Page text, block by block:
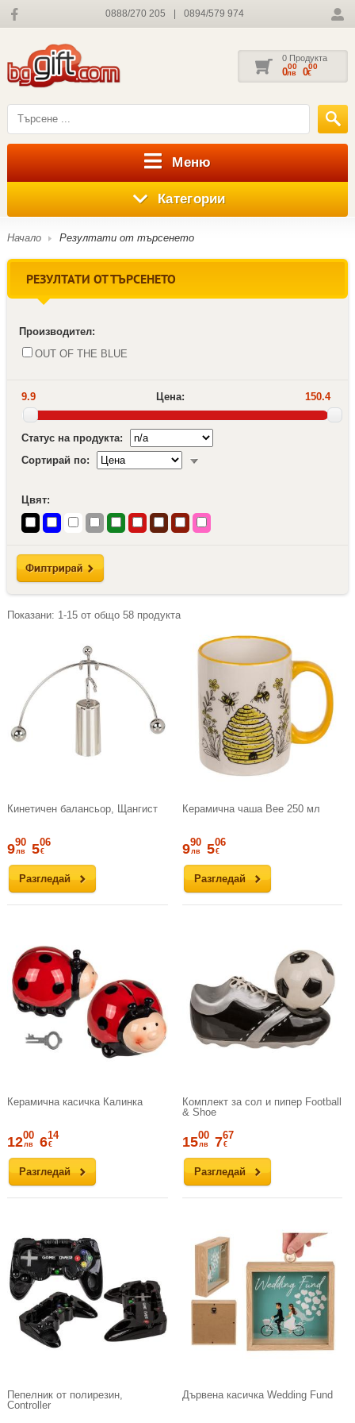
0888/270 205 0894/579 974
0 Продукта
000
лв 000
€
Меню
Категории
Начало Резултати от търсенето
РЕЗУЛТАТИ ОТ ТЪРСЕНЕТО
Производител:
OUT OF THE BLUE
9.9 Цена: 150.4
Статус на продукта:
Сортирай по:
Цвят:
Показани: 1-15от общо 58продукта
Кинетичен балансьор, Щангист
Разгледай
990
лв 506
€
Керамична чаша Bee 250 мл
Разгледай
990
лв 506
€
Керамична касичка Калинка
Разгледай
1200
лв 614
€
Комплект за сол и пипер Football
& Shoe
Разгледай
1500
лв 767
€
Пепелник от полирезин,
Controller
Дървена касичка Wedding Fund